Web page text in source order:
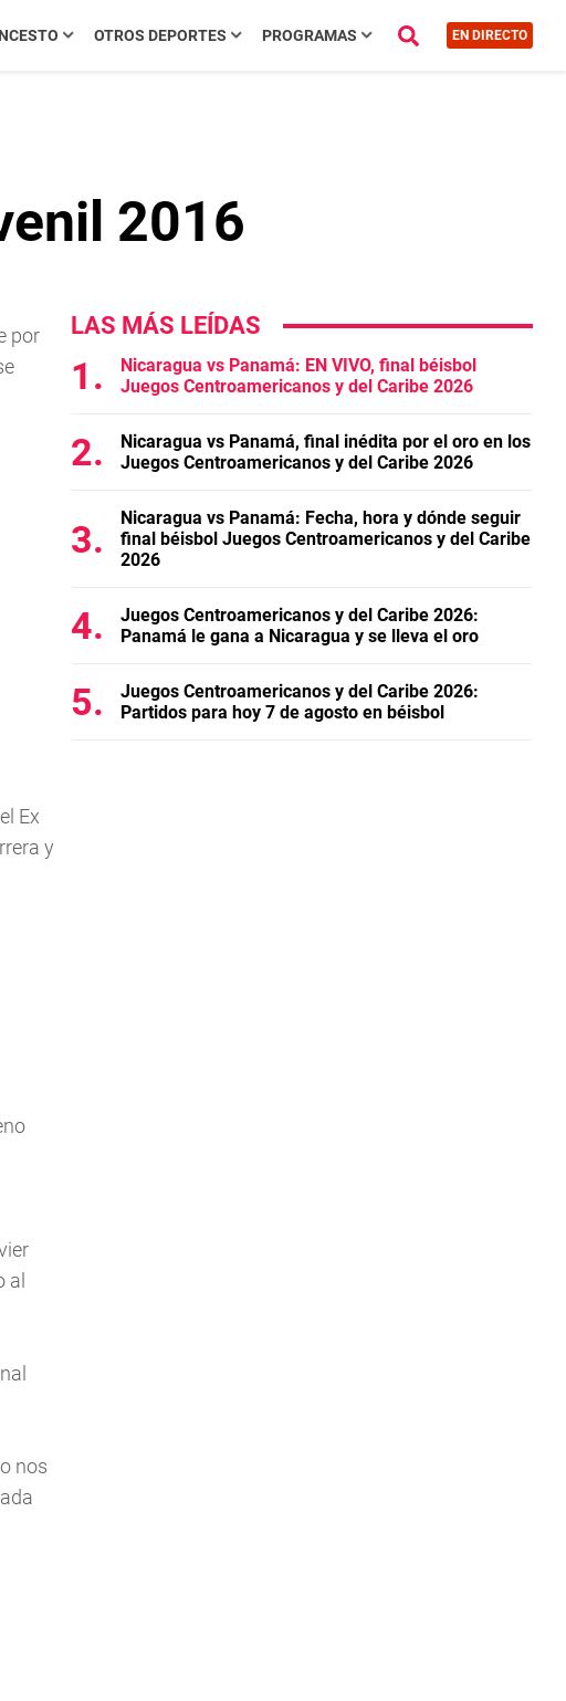
OTROS DEPORTES PROGRAMAS EN DIRECTO
2016
por
Ex
y
al
nos
LAS MÁS LEÍDAS
Nicaragua vs Panamá: EN VIVO, final béisbol
Juegos Centroamericanos y del Caribe 2026
Nicaragua vs Panamá, final inédita por el oro en los
Juegos Centroamericanos y del Caribe 2026
Nicaragua vs Panamá: Fecha, hora y dónde seguir
final béisbol Juegos Centroamericanos y del Caribe
2026
Juegos Centroamericanos y del Caribe 2026:
Panamá le gana a Nicaragua y se lleva el oro
Juegos Centroamericanos y del Caribe 2026:
Partidos para hoy 7 de agosto en béisbol